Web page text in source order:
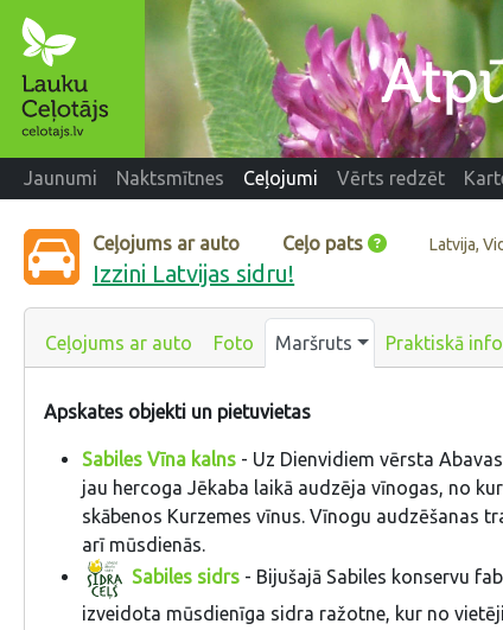
Jaunumi Naktsmītnes Ceļojumi Vērts redzēt
Ceļojums ar auto Ceļo pats Latvija,
Izzini Latvijas sidru!
Ceļojums ar auto Foto Maršruts Praktiskā info
Apskates objekti un pietuvietas
Sabiles Vīna kalns - Uz Dienvidiem vērsta
jau hercoga Jēkaba laikā audzēja vīnogas, no
skābenos Kurzemes vīnus. Vīnogu audzēšanas
arī mūsdienās.
Sabiles sidrs - Bijušajā Sabiles konservu
izveidota mūsdienīga sidra ražotne, kur no